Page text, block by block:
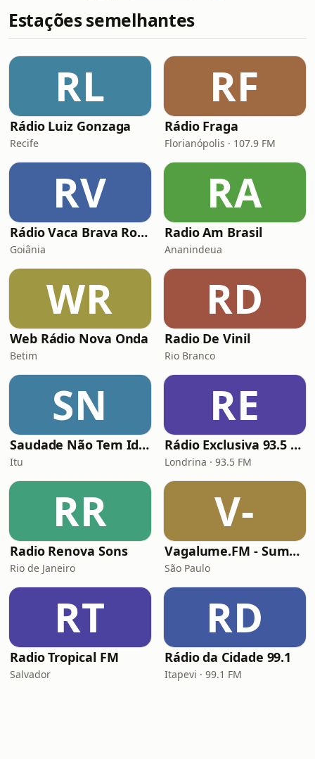
Estações semelhantes
RL
Rádio Luiz Gonzaga
Recife
RF
Rádio Fraga
Florianópolis · 107.9 FM
RV
Rádio Vaca Brava Rock
Goiânia
RA
Radio Am Brasil
Ananindeua
WR
Web Rádio Nova Onda
Betim
RD
Radio De Vinil
Rio Branco
SN
Saudade Não Tem Idade
Itu
RE
Rádio Exclusiva 93.5 FM
Londrina · 93.5 FM
RR
Radio Renova Sons
Rio de Janeiro
V-
Vagalume.FM - Summer
São Paulo
RT
Radio Tropical FM
Salvador
RD
Rádio da Cidade 99.1
Itapevi · 99.1 FM